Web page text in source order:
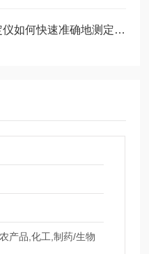
HWLSC50智能卤素水份测定仪如何快速准确地测定塑胶颗粒的水分含量？
产品,化工,制药/生物